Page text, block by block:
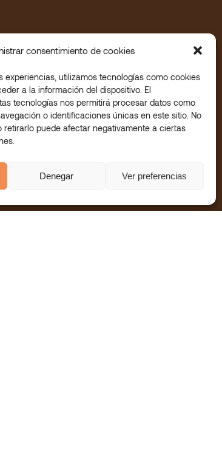
consentimiento de cookies
experiencias, utilizamos tecnologías como cookies
a la información del dispositivo. El
tecnologías nos permitirá procesar datos como
o identificaciones únicas en este sitio. No
retirarlo puede afectar negativamente a ciertas
Denegar Ver preferencias